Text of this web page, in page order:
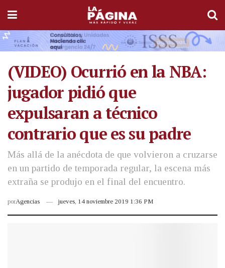
(VIDEO) Ocurrió en la NBA:
jugador pidió que
expulsaran a técnico
contrario que es su padre
Más allá de la anécdota de que volvieron a cruzarse
en un partido de temporada regular, la escena más
extraña se produjo en el final del encuentro.
porAgencias jueves, 14 noviembre 2019 1:36 PM